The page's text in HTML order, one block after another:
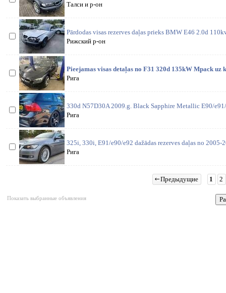
Талси и р-он
Pārdodas visas rezerves daļas prieks BMW E46 2.0d
Рижский р-он
Pieejamas visas detaļas no F31 320d 135kW Mpack uz
Рига
330d N57D30A 2009.g. Black Sapphire Metallic E90/e91/
Рига
325i, 330i, E91/e90/e92 dažādas rezerves daļas no 2005-
Рига
Предыдущие 1 2
Показать выбранные объявления